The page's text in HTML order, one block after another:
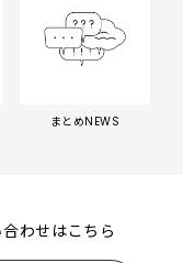
まとめNEWS
わせはこちら